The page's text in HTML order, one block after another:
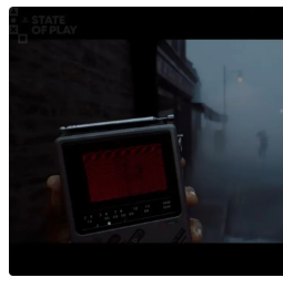
特集記事
アプリレビュー
その他